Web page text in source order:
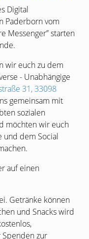
Digital
Paderborn vom
Messenger” starten
wir euch zu dem
- Unabhängige
31, 33098
gemeinsam mit
sozialen
möchten wir euch
und dem Social
auf einen
Getränke können
und Snacks wird
zur